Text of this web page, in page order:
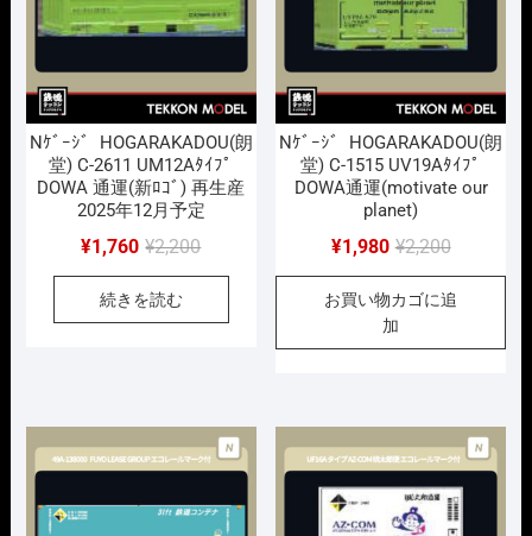
Nｹﾞｰｼﾞ HOGARAKADOU(朗
堂) C-2611 UM12Aﾀｲﾌﾟ
DOWA 通運(新ﾛｺﾞ) 再生産
2025年12月予定
¥2,200元
の
格
し
た。
¥1,760
現
在
価
で
す。
続きを読む
Nｹﾞｰｼﾞ HOGARAKADOU(朗
堂) C-1515 UV19Aﾀｲﾌﾟ
DOWA通運(motivate our
planet)
¥2,200元
の
価
し
た。
¥1,980
現
在
の
で
す。
お買い物カゴに追
加